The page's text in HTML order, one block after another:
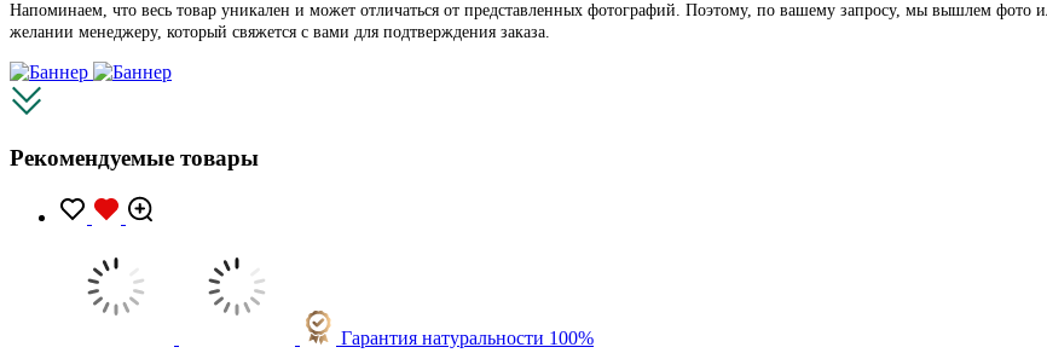
Напоминаем, что весь товар уникален и может отличаться от представленных фотографий. Поэтому, по вашему запросу, мы вышлем фото
желании менеджеру, который свяжется с вами для подтверждения заказа.
Рекомендуемые товары
Гарантия натуральности 100%